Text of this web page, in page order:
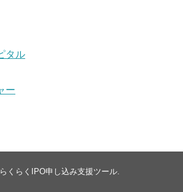
タル
ー
らくらくIPO申し込み支援ツール.